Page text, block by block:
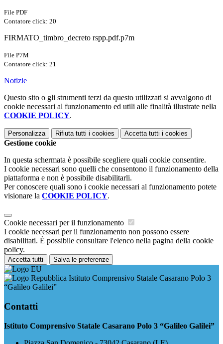
File PDF
Contatore click: 20
FIRMATO_timbro_decreto rspp.pdf.p7m
File P7M
Contatore click: 21
Notizie
Questo sito o gli strumenti terzi da questo utilizzati si avvalgono di
cookie necessari al funzionamento ed utili alle finalità illustrate nella
COOKIE POLICY.
Personalizza Rifiuta tutti i cookies Accetta tutti i cookies
Gestione cookie
In questa schermata è possibile scegliere quali cookie consentire.
I cookie necessari sono quelli che consentono il funzionamento della
piattaforma e non è possibile disabilitarli.
Per conoscere quali sono i cookie necessari al funzionamento potete
visionare la COOKIE POLICY.
Cookie necessari per il funzionamento
I cookie necessari per il funzionamento non possono essere
disabilitati. È possibile consultare l'elenco nella pagina della cookie
policy.
Accetta tutti Salva le preferenze
Istituto Comprensivo Statale Casarano Polo 3
“Galileo Galilei”
Contatti
Istituto Comprensivo Statale Casarano Polo 3 “Galileo Galilei”